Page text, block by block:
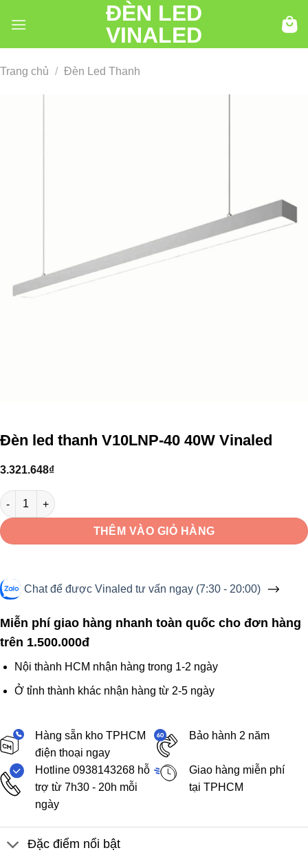
đến
ĐÈN LED
VINALED
Trang chủ / Đèn Led Thanh
Đèn led thanh V10LNP-40 40W Vinaled
3.321.648₫
Đèn led thanh V10LNP-40 40W Vinaled số lượng
THÊM VÀO GIỎ HÀNG
Chat để được Vinaled tư vấn ngay (7:30 - 20:00)
Miễn phí giao hàng nhanh toàn quốc cho đơn hàng
trên 1.500.000đ
Nội thành HCM nhận hàng trong 1-2 ngày
Ở tỉnh thành khác nhận hàng từ 2-5 ngày
Hàng sẵn kho TPHCM
điện thoại ngay
Bảo hành 2 năm
Hotline 0938143268 hỗ
trợ từ 7h30 - 20h mỗi
ngày
Giao hàng miễn phí
tại TPHCM
Đặc điểm nổi bật